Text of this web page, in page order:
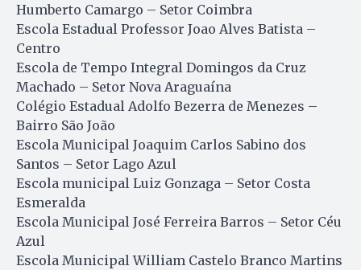
Humberto Camargo – Setor Coimbra
Escola Estadual Professor Joao Alves Batista –
Centro
Escola de Tempo Integral Domingos da Cruz
Machado – Setor Nova Araguaína
Colégio Estadual Adolfo Bezerra de Menezes –
Bairro São João
Escola Municipal Joaquim Carlos Sabino dos
Santos – Setor Lago Azul
Escola municipal Luiz Gonzaga – Setor Costa
Esmeralda
Escola Municipal José Ferreira Barros – Setor Céu
Azul
Escola Municipal William Castelo Branco Martins